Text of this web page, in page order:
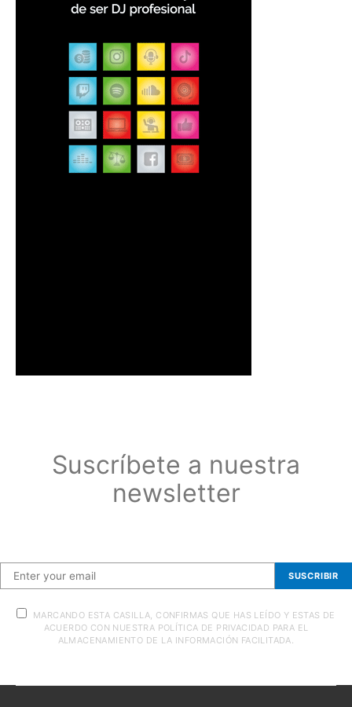
Suscríbete a nuestra
newsletter
SUSCRIBIR
MARCANDO ESTA CASILLA, CONFIRMAS QUE HAS LEÍDO Y ESTAS DE
ACUERDO CON NUESTRA POLÍTICA DE PRIVACIDAD PARA EL
ALMACENAMIENTO DE LA INFORMACIÓN FACILITADA.